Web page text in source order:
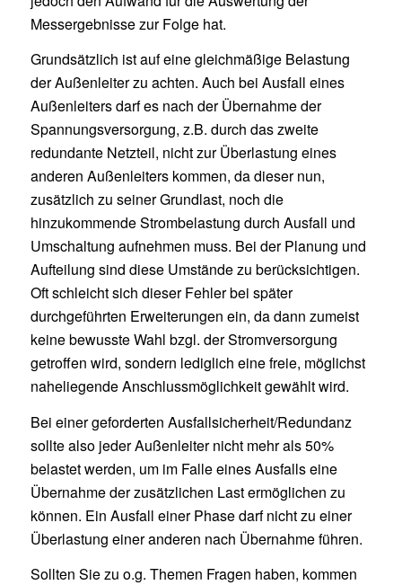
Messergebnisse zur Folge hat.
Grundsätzlich ist auf eine gleichmäßige Belastung
der Außenleiter zu achten. Auch bei Ausfall eines
Außenleiters darf es nach der Übernahme der
Spannungsversorgung, z.B. durch das zweite
redundante Netzteil, nicht zur Überlastung eines
anderen Außenleiters kommen, da dieser nun,
zusätzlich zu seiner Grundlast, noch die
hinzukommende Strombelastung durch Ausfall und
Umschaltung aufnehmen muss. Bei der Planung und
Aufteilung sind diese Umstände zu berücksichtigen.
Oft schleicht sich dieser Fehler bei später
durchgeführten Erweiterungen ein, da dann zumeist
keine bewusste Wahl bzgl. der Stromversorgung
getroffen wird, sondern lediglich eine freie, möglichst
naheliegende Anschlussmöglichkeit gewählt wird.
Bei einer geforderten Ausfallsicherheit/Redundanz
sollte also jeder Außenleiter nicht mehr als 50%
belastet werden, um im Falle eines Ausfalls eine
Übernahme der zusätzlichen Last ermöglichen zu
können. Ein Ausfall einer Phase darf nicht zu einer
Überlastung einer anderen nach Übernahme führen.
Sollten Sie zu o.g. Themen Fragen haben, kommen